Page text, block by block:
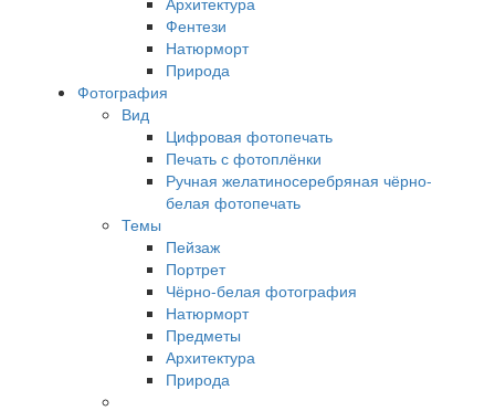
Фентези
Натюрморт
Природа
Фотография
Вид
Цифровая фотопечать
Печать с фотоплёнки
Ручная желатиносеребряная чёрно-
белая фотопечать
Темы
Пейзаж
Портрет
Чёрно-белая фотография
Натюрморт
Предметы
Архитектура
Природа